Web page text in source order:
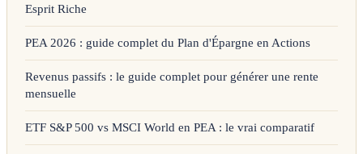
Esprit Riche
PEA 2026 : guide complet du Plan d'Épargne en Actions
Revenus passifs : le guide complet pour générer une rente
mensuelle
ETF S&P 500 vs MSCI World en PEA : le vrai comparatif